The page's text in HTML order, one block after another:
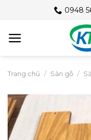
content
0948
Trang chủ / Sàn gỗ /